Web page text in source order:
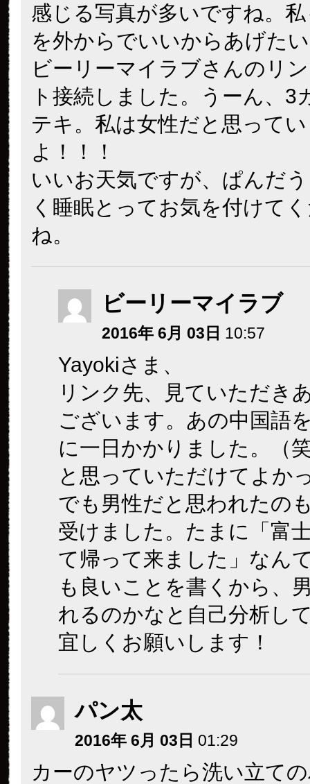
感じる写真が多いですね。
を外からでいいからあげた
ビーリーマイラブさんのリ
ト接続しました。うーん、3
テキ。私は女性だと思って
よ！！！
いいお天気ですが、ぱんだ
く睡眠とってお気を付けて
ね。
ビーリーマイラブ
2016年 6月 03日 10:57
Yayokiさま、
リンク先、見ていただき
ございます。あの中国語
に一日かかりました。（
と思っていただけてよか
でも男性だと思われたの
受けました。たまに「富
て帰って来ました」なん
も良いことを書くから、
れるのかなと自己分析し
宜しくお願いします！
パン太
2016年 6月 03日 01:29
カーのヤツったら洗い立て